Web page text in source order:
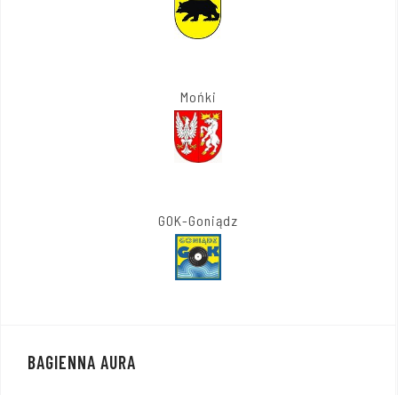
Mońki
GOK-Goniądz
BAGIENNA AURA